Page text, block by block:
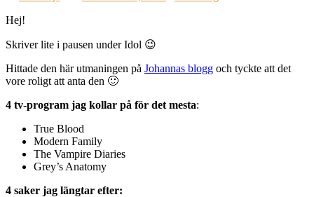
Hej!
Skriver lite i pausen under Idol 😉
Hittade den här utmaningen på Johannas blogg och tyckte att det
vore roligt att anta den 🙂
4 tv-program jag kollar på för det mesta:
True Blood
Modern Family
The Vampire Diaries
Grey’s Anatomy
4 saker jag längtar efter: